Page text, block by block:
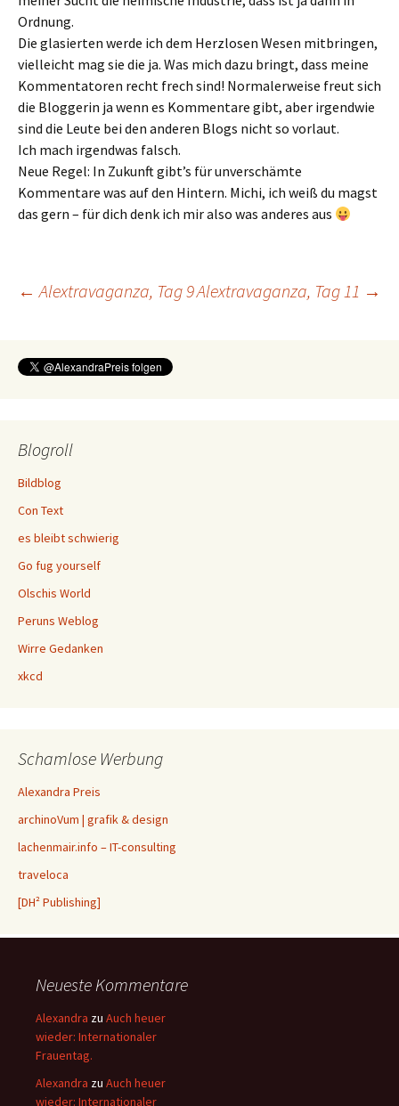
Ordnung.
Die glasierten werde ich dem Herzlosen Wesen mitbringen,
vielleicht mag sie die ja. Was mich dazu bringt, dass meine
Kommentatoren recht frech sind! Normalerweise freut sich
die Bloggerin ja wenn es Kommentare gibt, aber irgendwie
sind die Leute bei den anderen Blogs nicht so vorlaut.
Ich mach irgendwas falsch.
Neue Regel: In Zukunft gibt’s für unverschämte
Kommentare was auf den Hintern. Michi, ich weiß du magst
das gern – für dich denk ich mir also was anderes aus
Beitragsnavigation
← Alextravaganza, Tag 9Alextravaganza, Tag 11 →
Blogroll
Bildblog
Con Text
es bleibt schwierig
Go fug yourself
Olschis World
Peruns Weblog
Wirre Gedanken
xkcd
Schamlose Werbung
Alexandra Preis
archinoVum | grafik & design
lachenmair.info – IT-consulting
traveloca
[DH² Publishing]
Neueste Kommentare
Alexandra zu Auch heuer
wieder: Internationaler
Frauentag.
Alexandra zu Auch heuer
wieder: Internationaler